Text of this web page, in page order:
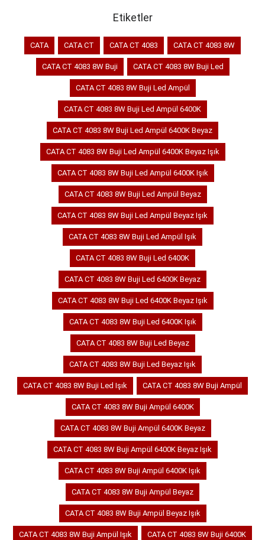
Etiketler
CATA CATA CT CATA CT 4083 CATA CT 4083 8W
CATA CT 4083 8W Buji CATA CT 4083 8W Buji Led
CATA CT 4083 8W Buji Led Ampül
CATA CT 4083 8W Buji Led Ampül 6400K
CATA CT 4083 8W Buji Led Ampül 6400K Beyaz
CATA CT 4083 8W Buji Led Ampül 6400K Beyaz Işık
CATA CT 4083 8W Buji Led Ampül 6400K Işık
CATA CT 4083 8W Buji Led Ampül Beyaz
CATA CT 4083 8W Buji Led Ampül Beyaz Işık
CATA CT 4083 8W Buji Led Ampül Işık
CATA CT 4083 8W Buji Led 6400K
CATA CT 4083 8W Buji Led 6400K Beyaz
CATA CT 4083 8W Buji Led 6400K Beyaz Işık
CATA CT 4083 8W Buji Led 6400K Işık
CATA CT 4083 8W Buji Led Beyaz
CATA CT 4083 8W Buji Led Beyaz Işık
CATA CT 4083 8W Buji Led Işık CATA CT 4083 8W Buji Ampül
CATA CT 4083 8W Buji Ampül 6400K
CATA CT 4083 8W Buji Ampül 6400K Beyaz
CATA CT 4083 8W Buji Ampül 6400K Beyaz Işık
CATA CT 4083 8W Buji Ampül 6400K Işık
CATA CT 4083 8W Buji Ampül Beyaz
CATA CT 4083 8W Buji Ampül Beyaz Işık
CATA CT 4083 8W Buji Ampül Işık CATA CT 4083 8W Buji 6400K